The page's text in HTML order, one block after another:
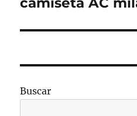
Buscar